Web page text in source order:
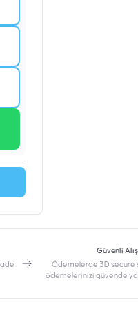
Güvenli
Ödemelerde 3D secure
ödemelerinizi güvende